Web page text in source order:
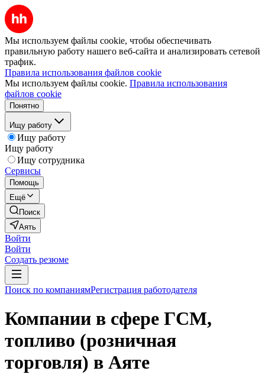
Мы используем файлы cookie, чтобы обеспечивать
правильную работу нашего веб-сайта и анализировать сетевой
трафик.
Правила использования файлов cookie
Мы используем файлы cookie. Правила использования
файлов cookie
Понятно
Ищу работу
Ищу работу
Ищу работу
Ищу сотрудника
Сервисы
Помощь
Ещё
Поиск
Аять
Войти
Войти
Создать резюме
Поиск по компаниямРегистрация работодателя
Компании в сфере ГСМ,
топливо (розничная
торговля) в Аяте